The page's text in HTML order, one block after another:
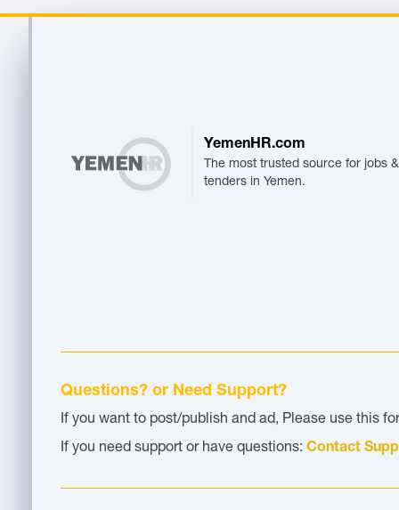
YemenHR.com
The most trusted source for jobs &
tenders in Yemen.
Questions? or Need Support?
If you want to post/publish and ad, Please use this
If you need support or have questions: Contact